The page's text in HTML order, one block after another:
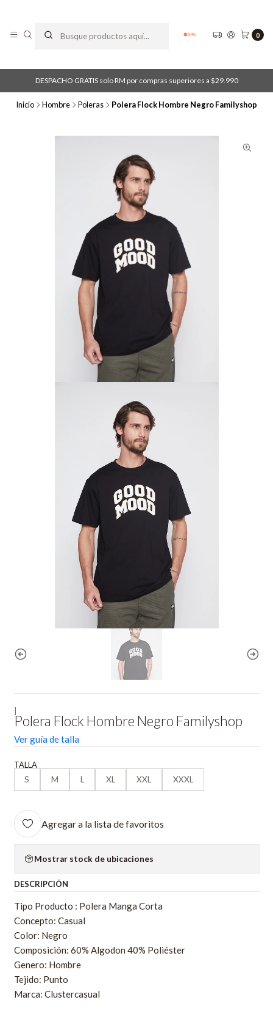
0
DESPACHO GRATIS solo RM por compras superiores a $29.990
Inicio Hombre Poleras Polera Flock Hombre Negro Familyshop
Polera Flock Hombre Negro Familyshop
Ver guía de talla
TALLA
S
M L XL XXL XXXL
Agregar a la lista de favoritos
Mostrar stock de ubicaciones
DESCRIPCIÓN
Tipo Producto : Polera Manga Corta
Concepto: Casual
Color: Negro
Composición: 60% Algodon 40% Poliéster
Genero: Hombre
Tejido: Punto
Marca: Clustercasual